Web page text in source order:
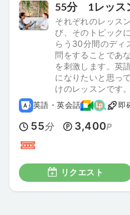
55分 1レッス
それぞれのレッス
び、そのトピック
らう30分間のディ
問をすることであ
を刺激します。英
になりたいと思っ
けのレッスンです。
英語・英会話 即
55分 3,400P
リクエスト